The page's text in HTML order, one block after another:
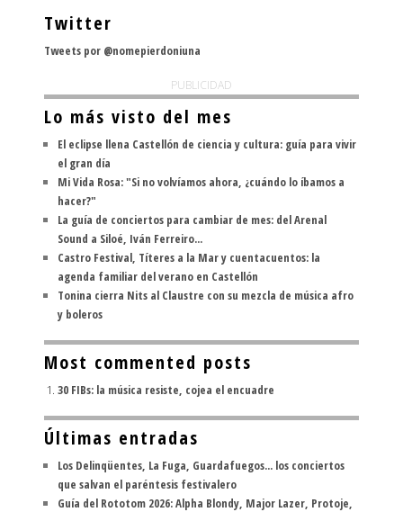
Twitter
Tweets por @nomepierdoniuna
PUBLICIDAD
Lo más visto del mes
El eclipse llena Castellón de ciencia y cultura: guía para vivir
el gran día
Mi Vida Rosa: "Si no volvíamos ahora, ¿cuándo lo íbamos a
hacer?"
La guía de conciertos para cambiar de mes: del Arenal
Sound a Siloé, Iván Ferreiro...
Castro Festival, Títeres a la Mar y cuentacuentos: la
agenda familiar del verano en Castellón
Tonina cierra Nits al Claustre con su mezcla de música afro
y boleros
Most commented posts
30 FIBs: la música resiste, cojea el encuadre
Últimas entradas
Los Delinqüentes, La Fuga, Guardafuegos... los conciertos
que salvan el paréntesis festivalero
Guía del Rototom 2026: Alpha Blondy, Major Lazer, Protoje,